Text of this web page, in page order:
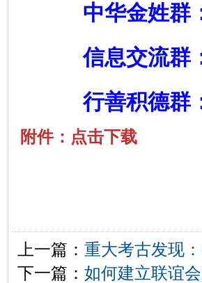
中华金姓群
信息交流群
行善积德群
附件：点击下载
上一篇： 重大考古发现
下一篇： 如何建立联谊